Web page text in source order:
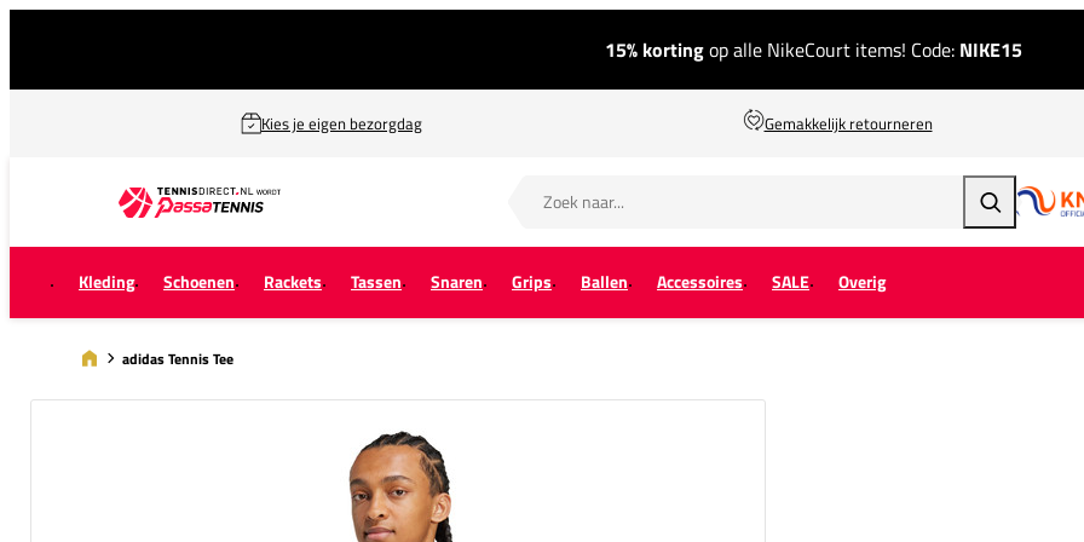
15% kortingop alle NikeCourt items! Code: NIKE15
Kies je eigen bezorgdag Gemakkelijk retourneren
Zoeken
Kleding Schoenen Rackets Tassen Snaren Grips Ballen Accessoires SALE Overig
adidas Tennis Tee